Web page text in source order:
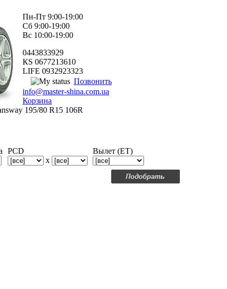
Пн-Пт 9:00-19:00
Сб 9:00-19:00
Вс 10:00-19:00
0443833929
КS 0677213610
LIFE 0932923323
Позвонить
info@master-shina.com.ua
Корзина
195/80 R15 106R
PCD
x
Вылет (ET)